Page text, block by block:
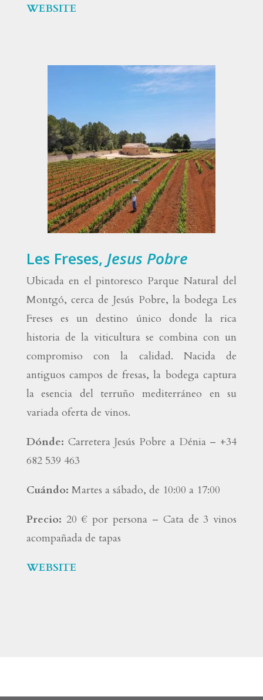
WEBSITE
Les Freses, Jesus Pobre
Ubicada en el pintoresco Parque Natural del
Montgó, cerca de Jesús Pobre, la bodega Les
Freses es un destino único donde la rica
historia de la viticultura se combina con un
compromiso con la calidad. Nacida de
antiguos campos de fresas, la bodega captura
la esencia del terruño mediterráneo en su
variada oferta de vinos.
Dónde: Carretera Jesús Pobre a Dénia – +34
682 539 463
Cuándo: Martes a sábado, de 10:00 a 17:00
Precio: 20 € por persona – Cata de 3 vinos
acompañada de tapas
WEBSITE